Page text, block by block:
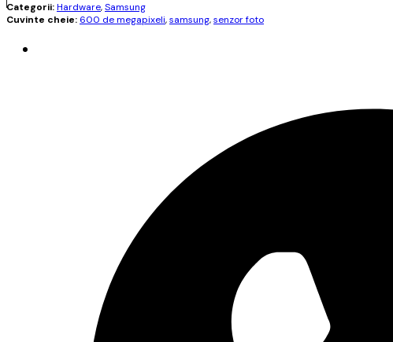
Categorii:Hardware,Samsung
Cuvinte cheie: 600 de megapixeli,samsung,senzor foto